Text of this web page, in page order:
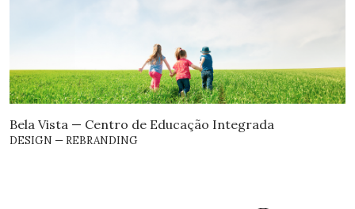
Bela Vista — Centro de Educação Integrada
DESIGN — REBRANDING